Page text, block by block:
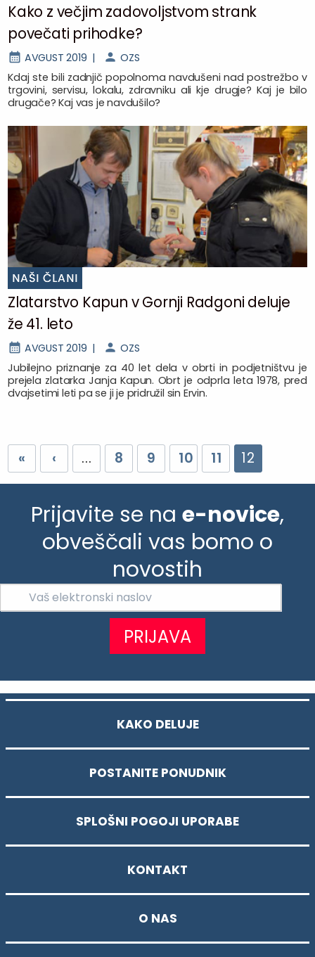
Kako z večjim zadovoljstvom strank
povečati prihodke?
AVGUST 2019 |
OZS
Kdaj ste bili zadnjič popolnoma navdušeni nad postrežbo v
trgovini, servisu, lokalu, zdravniku ali kje drugje? Kaj je bilo
drugače? Kaj vas je navdušilo?
NAŠI ČLANI
Zlatarstvo Kapun v Gornji Radgoni deluje
že 41. leto
AVGUST 2019 |
OZS
Jubilejno priznanje za 40 let dela v obrti in podjetništvu je
prejela zlatarka Janja Kapun. Obrt je odprla leta 1978, pred
dvajsetimi leti pa se ji je pridružil sin Ervin.
« ‹ ... 8 9 10 11 12
Prijavite se na e-novice,
obveščali vas bomo o
novostih
PRIJAVA
KAKO DELUJE
POSTANITE PONUDNIK
SPLOŠNI POGOJI UPORABE
KONTAKT
O NAS